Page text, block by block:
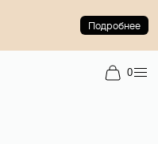
Подробнее
0